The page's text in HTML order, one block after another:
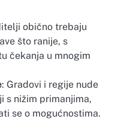
obično trebaju
što ranije, s
čekanja u mnogim
: Gradovi i regije nude
s nižim primanjima,
se o mogućnostima.